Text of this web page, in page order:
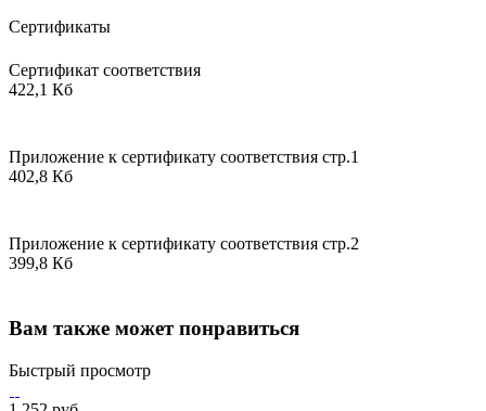
Сертификаты
Сертификат соответствия
422,1 Кб
Приложение к сертификату соответствия стр.1
402,8 Кб
Приложение к сертификату соответствия стр.2
399,8 Кб
Вам также может понравиться
Быстрый просмотр